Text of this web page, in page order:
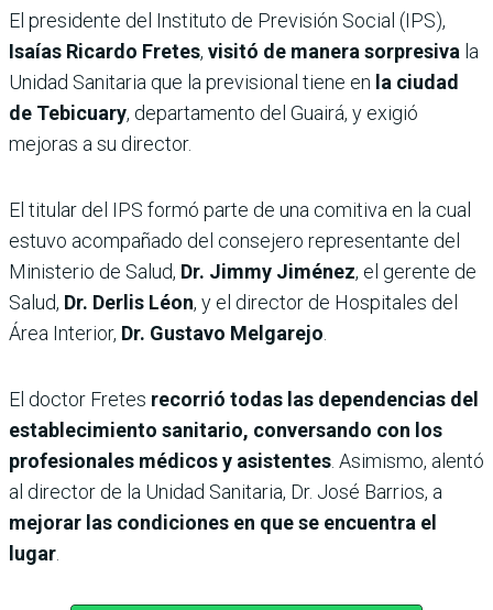
El presidente del Instituto de Previsión Social (IPS),
Isaías Ricardo Fretes, visitó de manera sorpresiva la
Unidad Sanitaria que la previsional tiene en la ciudad
de Tebicuary, departamento del Guairá, y exigió
mejoras a su director.
El titular del IPS formó parte de una comitiva en la cual
estuvo acompañado del consejero representante del
Ministerio de Salud, Dr. Jimmy Jiménez, el gerente de
Salud, Dr. Derlis Léon, y el director de Hospitales del
Área Interior, Dr. Gustavo Melgarejo
El doctor Fretes recorrió todas las dependencias del
establecimiento sanitario, conversando con los
profesionales médicos y asistentes . Asimismo, alentó
al director de la Unidad Sanitaria, Dr. José Barrios, a
mejorar las condiciones en que se encuentra el
lugar